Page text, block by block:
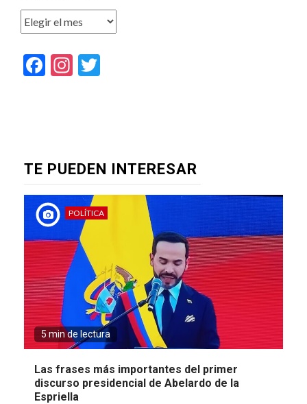
Archivos
Facebook
Instagram
TE PUEDEN INTERESAR
POLÍTICA
5 min de lectura
Las frases más importantes del primer
discurso presidencial de Abelardo de la
Espriella